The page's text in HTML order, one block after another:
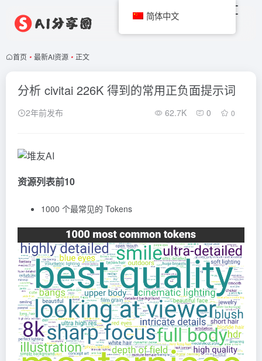
首页 • 最新AI资源 • 正文
分析 civitai 226K 得到的常用正负面提示词
2年前发布 62.7K 0 0
资源列表前10
1000 个最常见的 Tokens
简体中文